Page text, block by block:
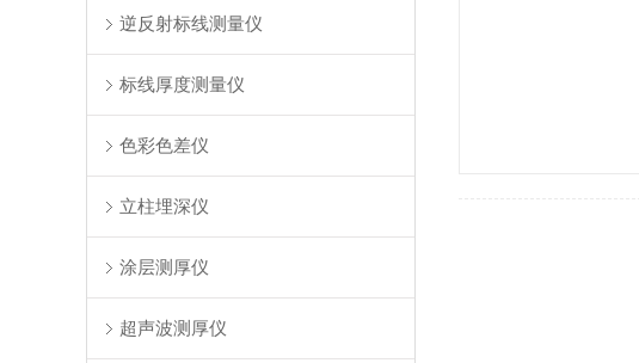
逆反射标线测量仪
标线厚度测量仪
色彩色差仪
立柱埋深仪
涂层测厚仪
超声波测厚仪